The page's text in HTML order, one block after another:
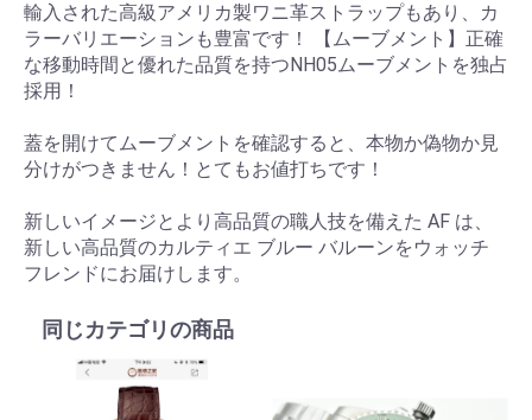
輸入された高級アメリカ製ワニ革ストラップもあり、カ
ラーバリエーションも豊富です！ 【ムーブメント】正確
な移動時間と優れた品質を持つNH05ムーブメントを独占
採用！
蓋を開けてムーブメントを確認すると、本物か偽物か見
分けがつきません！とてもお値打ちです！
新しいイメージとより高品質の職人技を備えた AF は、
新しい高品質のカルティエ ブルー バルーンをウォッチ
フレンドにお届けします。
同じカテゴリの商品